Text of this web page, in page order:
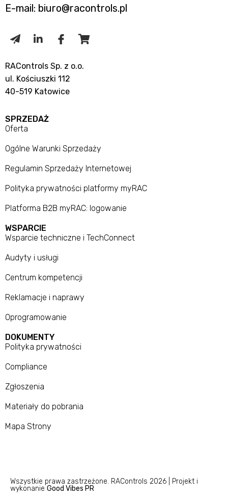
E-mail: biuro@racontrols.pl
RAControls Sp. z o.o.
ul. Kościuszki 112
40-519 Katowice
SPRZEDAŻ
Oferta
Ogólne Warunki Sprzedaży
Regulamin Sprzedaży Internetowej
Polityka prywatności platformy myRAC
Platforma B2B myRAC: logowanie
WSPARCIE
Wsparcie techniczne i TechConnect
Audyty i usługi
Centrum kompetencji
Reklamacje i naprawy
Oprogramowanie
DOKUMENTY
Polityka prywatności
Compliance
Zgłoszenia
Materiały do pobrania
Mapa Strony
Wszystkie prawa zastrzeżone. RAControls 2026 | Projekt i
wykonanie Good Vibes PR